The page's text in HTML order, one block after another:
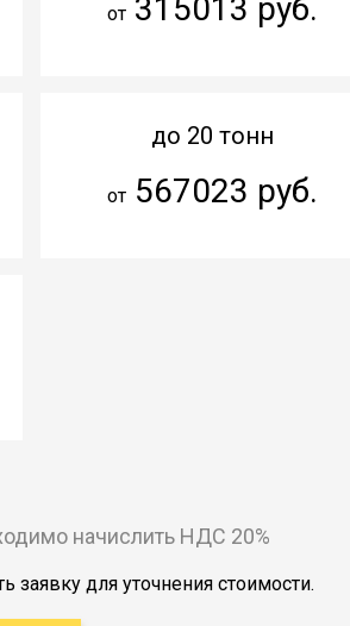
от315013 руб.
до 20 тонн
от567023 руб.
начислить НДС 20%
заявку для уточнения стоимости.